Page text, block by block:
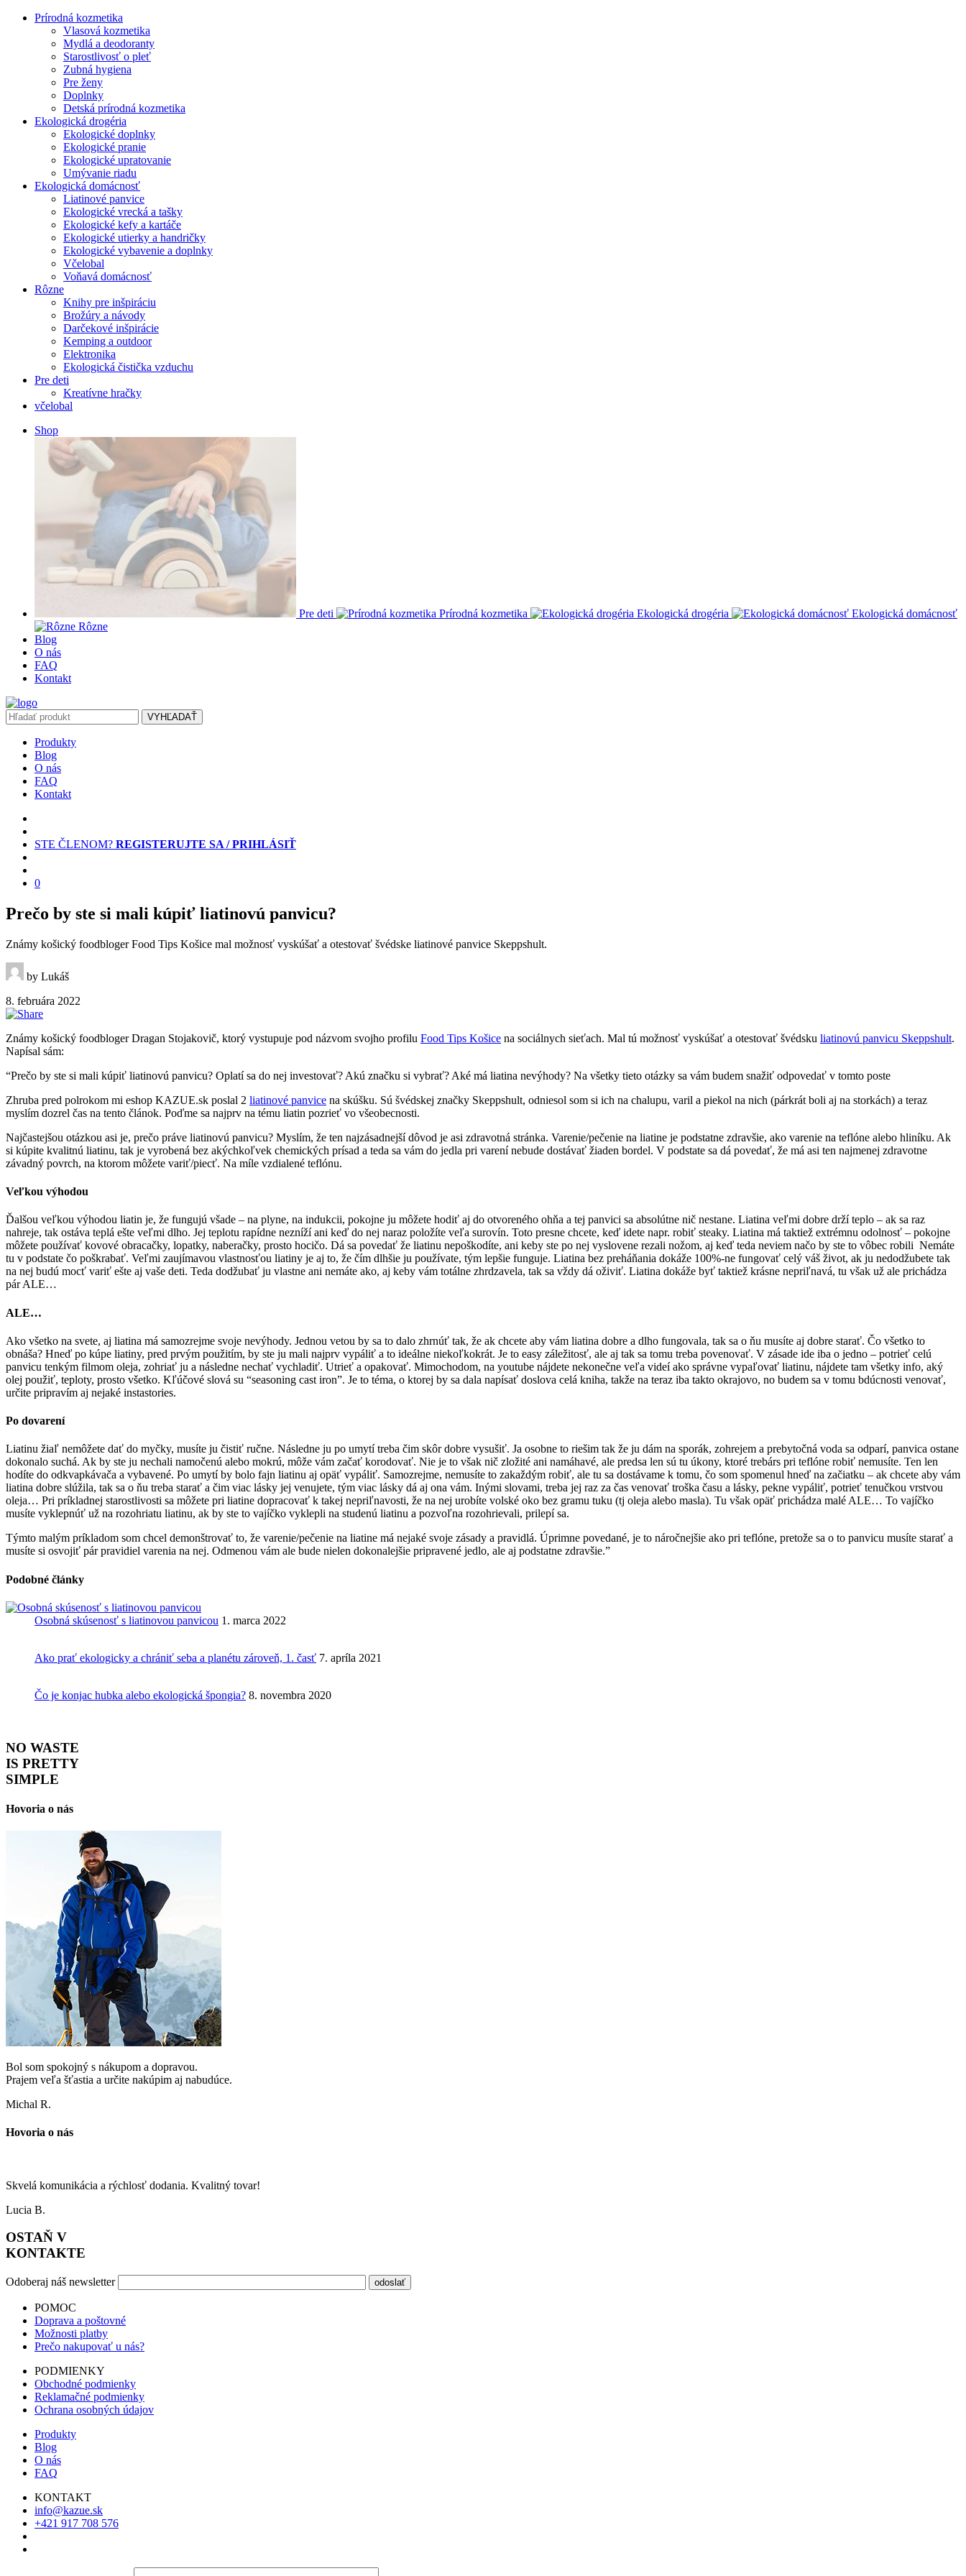
Prírodná kozmetika
Vlasová kozmetika
Mydlá a deodoranty
Starostlivosť o pleť
Zubná hygiena
Pre ženy
Doplnky
Detská prírodná kozmetika
Ekologická drogéria
Ekologické doplnky
Ekologické pranie
Ekologické upratovanie
Umývanie riadu
Ekologická domácnosť
Liatinové panvice
Ekologické vrecká a tašky
Ekologické kefy a kartáče
Ekologické utierky a handričky
Ekologické vybavenie a doplnky
Včelobal
Voňavá domácnosť
Rôzne
Knihy pre inšpiráciu
Brožúry a návody
Darčekové inšpirácie
Kemping a outdoor
Elektronika
Ekologická čistička vzduchu
Pre deti
Kreatívne hračky
včelobal
Shop
Pre deti Prírodná kozmetika Ekologická drogéria
Ekologická domácnosť
Rôzne
Blog
O nás
FAQ
Kontakt
VYHĽADAŤ
Produkty
Blog
O nás
FAQ
Kontakt
STE ČLENOM? REGISTERUJTE SA / PRIHLÁSIŤ
0
Prečo by ste si mali kúpiť liatinovú panvicu?
Známy košický foodbloger Food Tips Košice mal možnosť vyskúšať a otestovať švédske liatinové panvice Skeppshult.
by Lukáš
8. februára 2022
Známy košický foodbloger Dragan Stojakovič, ktorý vystupuje pod názvom svojho profilu Food Tips Košice na sociálnych sieťach. Mal tú možnosť vyskúšať a otestovať švédsku liatinovú panvicu Skeppshult.
Napísal sám:
“Prečo by ste si mali kúpiť liatinovú panvicu? Oplatí sa do nej investovať? Akú značku si vybrať? Aké má liatina nevýhody? Na všetky tieto otázky sa vám budem snažiť odpovedať v tomto poste
Zhruba pred polrokom mi eshop KAZUE.sk poslal 2 liatinové panvice na skúšku. Sú švédskej značky Skeppshult, odniesol som si ich na chalupu, varil a piekol na nich (párkrát boli aj na storkách) a teraz
myslím dozrel čas na tento článok. Poďme sa najprv na tému liatin pozrieť vo všeobecnosti.
Najčastejšou otázkou asi je, prečo práve liatinovú panvicu? Myslím, že ten najzásadnejší dôvod je asi zdravotná stránka. Varenie/pečenie na liatine je podstatne zdravšie, ako varenie na teflóne alebo hliníku. Ak
si kúpite kvalitnú liatinu, tak je vyrobená bez akýchkoľvek chemických prísad a teda sa vám do jedla pri varení nebude dostávať žiaden bordel. V podstate sa dá povedať, že má asi ten najmenej zdravotne
závadný povrch, na ktorom môžete variť/piecť. Na míle vzdialené teflónu.
Veľkou výhodou
Ďalšou veľkou výhodou liatin je, že fungujú všade – na plyne, na indukcii, pokojne ju môžete hodiť aj do otvoreného ohňa a tej panvici sa absolútne nič nestane. Liatina veľmi dobre drží teplo – ak sa raz
nahreje, tak ostáva teplá ešte veľmi dlho. Jej teplotu rapídne nezníží ani keď do nej naraz položíte veľa surovín. Toto presne chcete, keď idete napr. robiť steaky. Liatina má taktiež extrémnu odolnosť – pokojne
môžete používať kovové obracačky, lopatky, naberačky, prosto hocičo. Dá sa povedať že liatinu nepoškodíte, ani keby ste po nej vyslovene rezali nožom, aj keď teda neviem načo by ste to vôbec robili Nemáte
tu v podstate čo poškrabať. Veľmi zaujímavou vlastnosťou liatiny je aj to, že čím dlhšie ju používate, tým lepšie funguje. Liatina bez preháňania dokáže 100%-ne fungovať celý váš život, ak ju nedodžubete tak
na nej budú mocť variť ešte aj vaše deti. Teda dodžubať ju vlastne ani nemáte ako, aj keby vám totálne zhrdzavela, tak sa vždy dá oživiť. Liatina dokáže byť taktiež krásne nepriľnavá, tu však už ale prichádza
pár ALE…
ALE…
Ako všetko na svete, aj liatina má samozrejme svoje nevýhody. Jednou vetou by sa to dalo zhrnúť tak, že ak chcete aby vám liatina dobre a dlho fungovala, tak sa o ňu musíte aj dobre starať. Čo všetko to
obnáša? Hneď po kúpe liatiny, pred prvým použitím, by ste ju mali najprv vypáliť a to ideálne niekoľkokrát. Je to easy záležitosť, ale aj tak sa tomu treba povenovať. V zásade ide iba o jedno – potrieť celú
panvicu tenkým filmom oleja, zohriať ju a následne nechať vychladiť. Utrieť a opakovať. Mimochodom, na youtube nájdete nekonečne veľa videí ako správne vypaľovať liatinu, nájdete tam všetky info, aký
olej použiť, teploty, prosto všetko. Kľúčové slová su “seasoning cast iron”. Je to téma, o ktorej by sa dala napísať doslova celá kniha, takže na teraz iba takto okrajovo, no budem sa v tomu bdúcnosti venovať,
určite pripravím aj nejaké instastories.
Po dovarení
Liatinu žiaľ nemôžete dať do myčky, musíte ju čistiť ručne. Následne ju po umytí treba čim skôr dobre vysušiť. Ja osobne to riešim tak že ju dám na sporák, zohrejem a prebytočná voda sa odparí, panvica ostane
dokonalo suchá. Ak by ste ju nechali namočenú alebo mokrú, môže vám začať korodovať. Nie je to však nič zložité ani namáhavé, ale predsa len sú tu úkony, ktoré trebárs pri teflóne robiť nemusíte. Ten len
hodíte do odkvapkávača a vybavené. Po umytí by bolo fajn liatinu aj opäť vypáliť. Samozrejme, nemusíte to zakaždým robiť, ale tu sa dostávame k tomu, čo som spomenul hneď na začiatku – ak chcete aby vám
liatina dobre slúžila, tak sa o ňu treba starať a čim viac lásky jej venujete, tým viac lásky dá aj ona vám. Inými slovami, treba jej raz za čas venovať troška času a lásky, pekne vypáliť, potrieť tenučkou vrstvou
oleja… Pri príkladnej starostlivosti sa môžete pri liatine dopracovať k takej nepriľnavosti, že na nej urobíte volské oko bez gramu tuku (tj oleja alebo masla). Tu však opäť prichádza malé ALE… To vajíčko
musíte vyklepnúť už na rozohriatu liatinu, ak by ste to vajíčko vyklepli na studenú liatinu a pozvoľna rozohrievali, prilepí sa.
Týmto malým príkladom som chcel demonštrovať to, že varenie/pečenie na liatine má nejaké svoje zásady a pravidlá. Úprimne povedané, je to náročnejšie ako pri teflóne, pretože sa o to panvicu musíte starať a
musíte si osvojiť pár pravidiel varenia na nej. Odmenou vám ale bude nielen dokonalejšie pripravené jedlo, ale aj podstatne zdravšie.”
Podobné články
Osobná skúsenosť s liatinovou panvicou 1. marca 2022
Ako prať ekologicky a chrániť seba a planétu zároveň, 1. časť 7. apríla 2021
Čo je konjac hubka alebo ekologická špongia? 8. novembra 2020
NO WASTE
IS PRETTY
SIMPLE
Hovoria o nás
Bol som spokojný s nákupom a dopravou.
Prajem veľa šťastia a určite nakúpim aj nabudúce.
Michal R.
Hovoria o nás
Skvelá komunikácia a rýchlosť dodania. Kvalitný tovar!
Lucia B.
OSTAŇ V
KONTAKTE
Odoberaj náš newsletter
POMOC
Doprava a poštovné
Možnosti platby
Prečo nakupovať u nás?
PODMIENKY
Obchodné podmienky
Reklamačné podmienky
Ochrana osobných údajov
Produkty
Blog
O nás
FAQ
KONTAKT
info@kazue.sk
+421 917 708 576